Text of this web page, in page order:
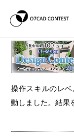
操作スキルのレ
動しました。結果